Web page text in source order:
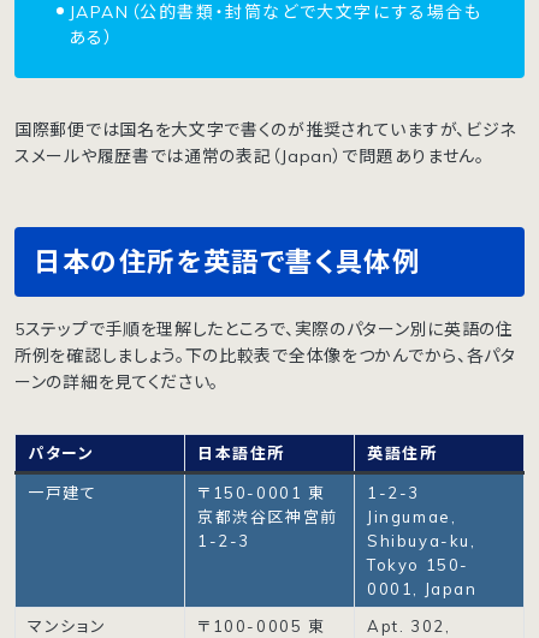
JAPAN（公的書類・封筒などで大文字にする場合も
ある）
国際郵便では国名を大文字で書くのが推奨されていますが、ビジネ
スメールや履歴書では通常の表記（Japan）で問題ありません。
日本の住所を英語で書く具体例
5ステップで手順を理解したところで、実際のパターン別に英語の住
所例を確認しましょう。下の比較表で全体像をつかんでから、各パタ
ーンの詳細を見てください。
パターン 日本語住所 英語住所
一戸建て
〒150-0001 東
京都渋谷区神宮前
1-2-3
1-2-3
Jingumae,
Shibuya-ku,
Tokyo 150-
0001, Japan
マンション
〒100-0005 東
Apt. 302,